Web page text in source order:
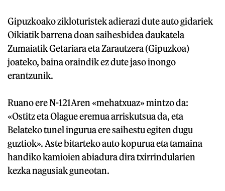
Gipuzkoako zikloturistek adierazi dute auto gidariek
Oikiatik barrena doan saihesbidea daukatela
Zumaiatik Getariara eta Zarautzera (Gipuzkoa)
joateko, baina oraindik ez dute jaso inongo
erantzunik.
Ruano ere N-121Aren «mehatxuaz» mintzo da:
«Ostitz eta Olague eremua arriskutsua da, eta
Belateko tunel ingurua ere saihestu egiten dugu
guztiok». Aste bitarteko auto kopurua eta tamaina
handiko kamioien abiadura dira txirrindularien
kezka nagusiak guneotan.